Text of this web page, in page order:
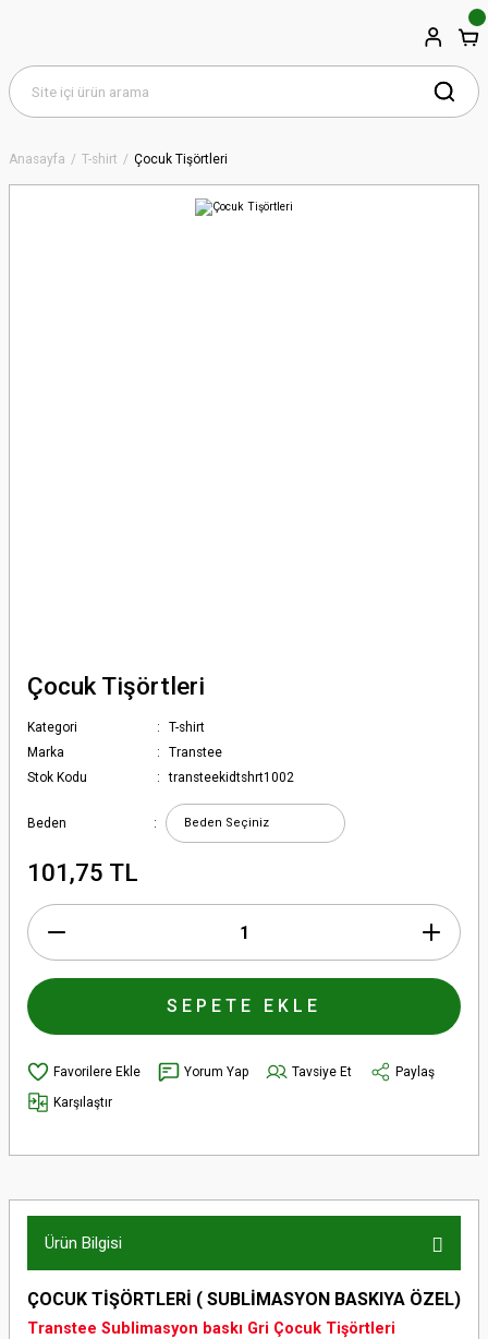
Anasayfa T-shirt Çocuk Tişörtleri
Çocuk Tişörtleri
Kategori
T-shirt
Marka
Transtee
Stok Kodu
transteekidtshrt1002
Beden
101,75 TL
SEPETE EKLE
Yorum Yap Tavsiye Et
Paylaş
Karşılaştır
Ürün Bilgisi
ÇOCUK TİŞÖRTLERİ ( SUBLİMASYON BASKIYA ÖZEL)
Transtee Sublimasyon baskı Gri Çocuk Tişörtleri